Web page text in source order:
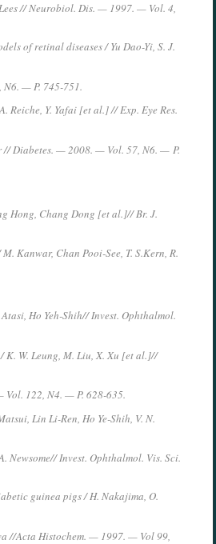
// Neurobiol. Dis. — 1997. — Vol. 4,
of retinal diseases / Yu Dao-Yi, S. J.
N6. — P. 745-751.
Y. Yafai [et al.] // Exp. Eye Res.
// Diabetes. — 2008. — Vol. 57, N6. — P.
Hong, Chang Dong [et al.]// Br. J.
Kanwar, Chan Pooi-See, T. S.Kern, R.
Ho Yeh-Shih// Invest. Ophthalmol.
K. W. Leung, M. Liu, X. Xu [et al.]//
122, N4. — P. 628-635.
Lin Li-Ren, Ho Ye-Shih, V. N.
Newsome// Invest. Ophthalmol. Vis. Sci.
guinea pigs / H. Nakajima, O.
//Acta Histochem. — 1997. — Vol 99,